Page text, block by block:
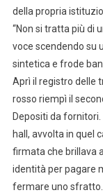
della propria
“Non si tratta più di
voce scendendo su
sintetica e frode
Aprì il registro delle
rosso riempì il
Depositi da
hall, avvolta in quel
firmata che brillava
identità per pagare
fermare uno sfratto.